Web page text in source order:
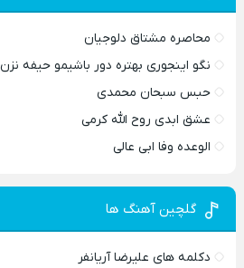
محاصره مشتاق دلوجیان
نگو اینجوری بهتره دور باشیمو حیفه نزن
حبس سبحان محمدی
عشق ابدی روح الله کرمی
الوعده وفا ابی عالی
گلچین آهنگ ها
دکلمه های علیرضا آریانفر